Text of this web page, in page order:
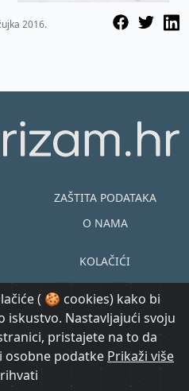
2016.
( 🍪 cookies) kako bi
Nastavljajući svoju
pristajete na to da
osobne podatke Prikaži više
ZAŠTITA PODATAKA
O NAMA
KOLAČIĆI
EN HR
by
Code
Prijavi se